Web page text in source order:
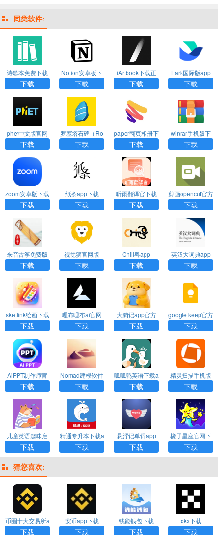
同类软件:
诗歌本免费下载
安装安卓手机版
下载
Notion安卓版下
载
下载
iArtbook下载正
版免费2024
下载
Lark国际版app
下载
下载
phet中文版官网
版下载
下载
罗塞塔石碑（Ro
setta Stone）ap
p免费版
下载
paper翻页相册下
载官方原版
下载
winrar手机版下
载
下载
zoom安卓版下载
官方版免费
下载
纸条app下载
下载
听雨翻译官下载
下载
剪画opencut官方
正版
下载
来音古筝免费版
下载
下载
视觉狮官网版
下载
Chill粤app
下载
英汉大词典app
下载
下载
sketlink绘画下载
下载
哩布哩布ai官网
版
下载
大狗记app官方
下载
下载
google keep官方
正版下载
下载
AiPPT制作师官
方版下载
下载
Nomad建模软件
下载安卓
下载
呱呱鸭英语下载a
pp
下载
精灵扫描手机版
下载
下载
儿童英语趣味启
蒙app
下载
精通专升本下载a
pp
下载
悬浮记单词app
下载
下载
橡子星座官网下
载app
下载
猜您喜欢:
币圈十大交易所a
pp下载
下载
安币app下载
下载
钱能钱包下载
下载
okx下载
下载